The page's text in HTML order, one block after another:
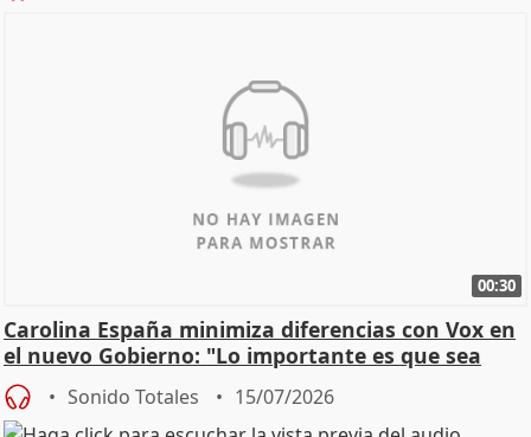
00:30
Carolina España minimiza diferencias con Vox en
el nuevo Gobierno: "Lo importante es que sea
una leg
Sonido Totales 15/07/2026